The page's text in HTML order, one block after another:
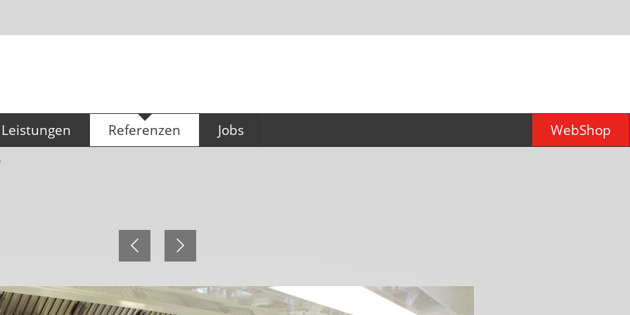
Leistungen
& Planung
Referenzen Jobs WebShop